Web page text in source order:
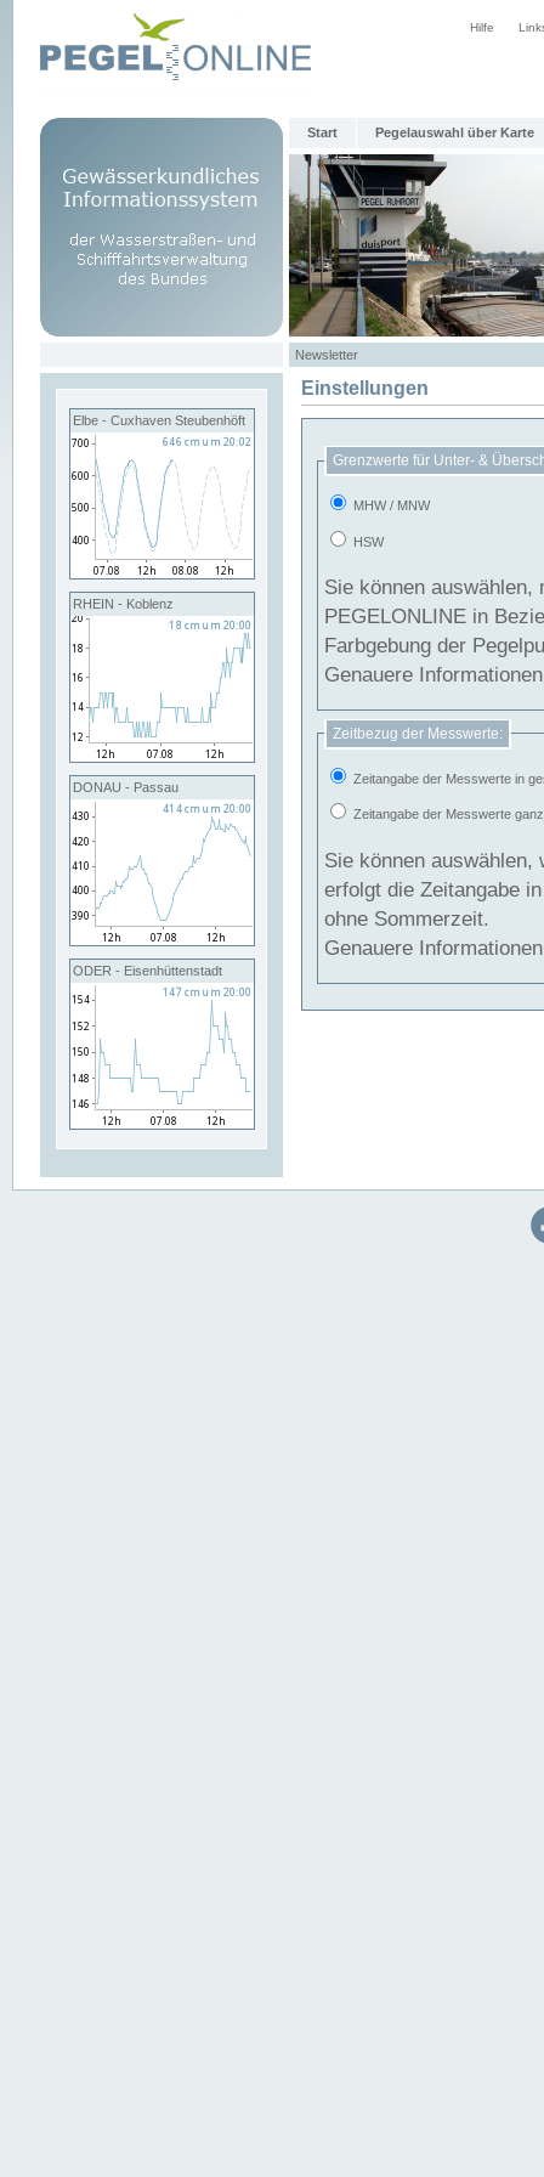
Hilfe
Start Pegelauswahl über Karte
Newsletter
Elbe - Cuxhaven Steubenhöft
RHEIN - Koblenz
DONAU - Passau
ODER - Eisenhüttenstadt
Einstellungen
Grenzwerte für Unter- &
MHW / MNW
HSW
Sie können
PEGELONLINE in Beziehung
Farbgebung der
Genauere
Zeitbezug der Messwerte:
Zeitangabe der Messwerte in
Zeitangabe der Messwerte
Sie können auswählen,
erfolgt die Zeitangabe
ohne Sommerzeit.
Genauere